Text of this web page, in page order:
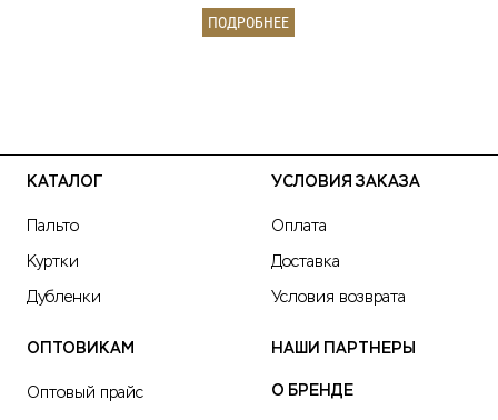
ПОДРОБНЕЕ
КАТАЛОГ
Пальто
Куртки
Дубленки
УСЛОВИЯ ЗАКАЗА
Оплата
Доставка
Условия возврата
ОПТОВИКАМ
Оптовый прайс
НАШИ ПАРТНЕРЫ
О БРЕНДЕ